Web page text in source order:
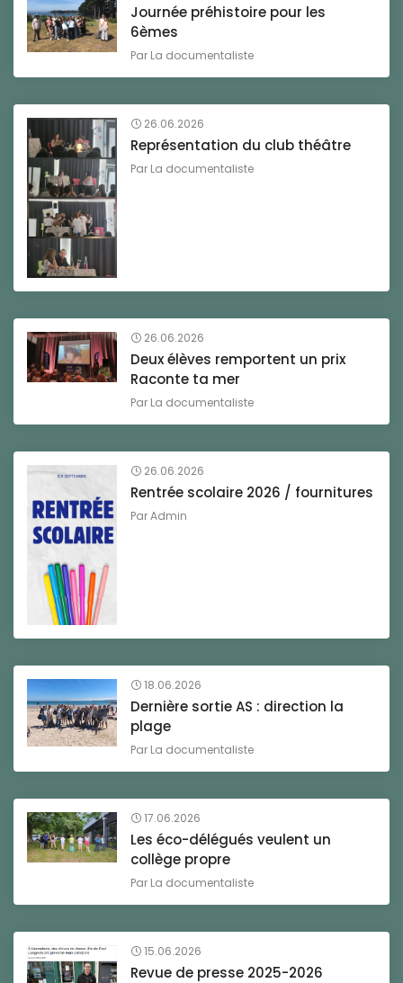
Journée préhistoire pour les
6èmes
Par La documentaliste
26.06.2026
Représentation du club théâtre
Par La documentaliste
26.06.2026
Deux élèves remportent un prix
Raconte ta mer
Par La documentaliste
26.06.2026
Rentrée scolaire 2026 / fournitures
ParAdmin
18.06.2026
Dernière sortie AS : direction la
plage
Par La documentaliste
17.06.2026
Les éco-délégués veulent un
collège propre
Par La documentaliste
15.06.2026
Revue de presse 2025-2026